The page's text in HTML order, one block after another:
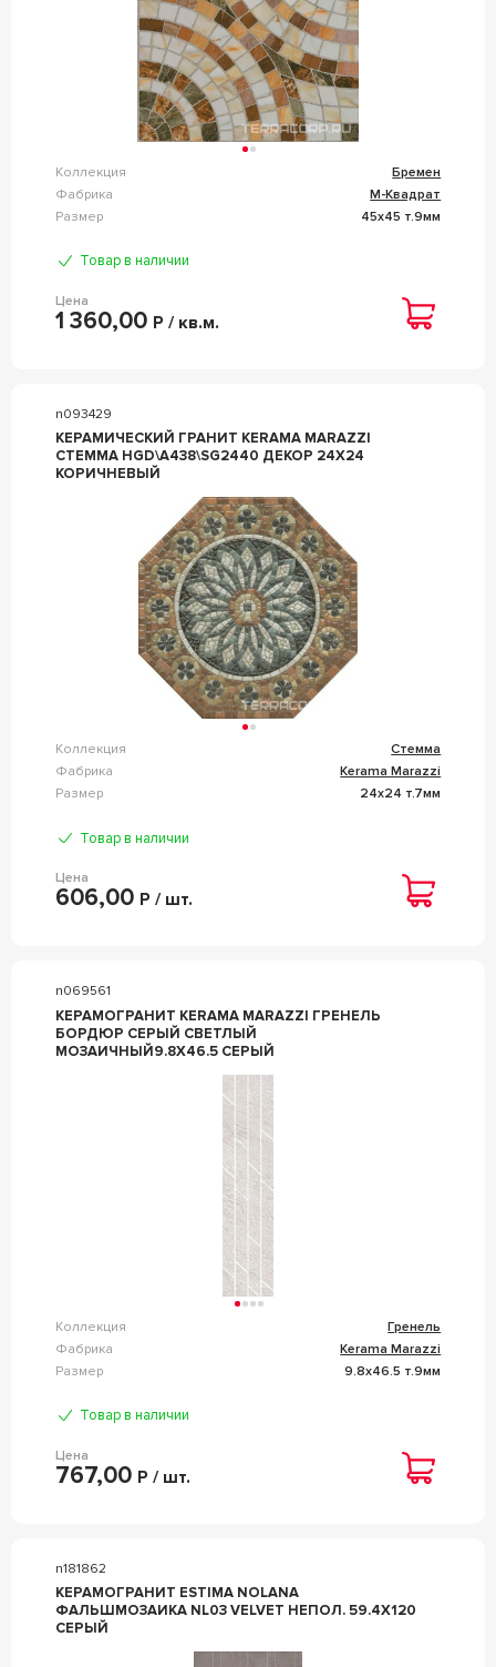
Коллекция
Бремен
Фабрика
М-Квадрат
Размер
45x45 т.9мм
Товар в наличии
Цена
1 360,00 Р / кв.м.
n093429
КЕРАМИЧЕСКИЙ ГРАНИТ KERAMA MARAZZI
СТЕММА HGD\A438\SG2440 ДЕКОР 24X24
КОРИЧНЕВЫЙ
Коллекция
Стемма
Фабрика
Kerama Marazzi
Размер
24x24 т.7мм
Товар в наличии
Цена
606,00 Р / шт.
n069561
КЕРАМОГРАНИТ KERAMA MARAZZI ГРЕНЕЛЬ
БОРДЮР СЕРЫЙ СВЕТЛЫЙ
МОЗАИЧНЫЙ9.8X46.5 СЕРЫЙ
Коллекция
Гренель
Фабрика
Kerama Marazzi
Размер
9.8x46.5 т.9мм
Товар в наличии
Цена
767,00 Р / шт.
n181862
КЕРАМОГРАНИТ ESTIMA NOLANA
ФАЛЬШМОЗАИКА NL03 VELVET НЕПОЛ. 59.4X120
СЕРЫЙ